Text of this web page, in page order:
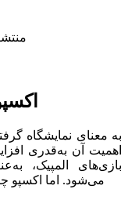
منتشر
اهمیت آن به‌قدری
بازی‌‌‌های المپیک،
می‌شود. اما اکسپو